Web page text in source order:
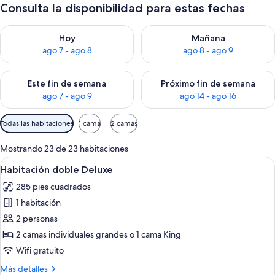
Consulta la disponibilidad para estas fechas
Hoy
ago 7 - ago 8
Consulta la disponibilidad para hoy ago 7 - ago 8
Mañana
ago 8 - ago 9
Consulta la disponibilidad
Este fin de semana
ago 7 - ago 9
Consulta la disponibilidad para este fin de semana ago 7 -
Próximo fin de semana
ago 14 - ago 16
Consulta la disponibilidad
Filtros
disponibles
para
las
habitaciones
Todas las habitaciones 1 cama 2 camas
Mostrando 23 de 23 habitaciones
Abrir
todas
las
fotos
de
Habitación
doble
Un dormitorio moderno con una
5
Habitación doble Deluxe
285 pies cuadrados
1 habitación
2 personas
2 camas individuales grandes o 1 cama King
Wifi gratuito
Más detalles
Más